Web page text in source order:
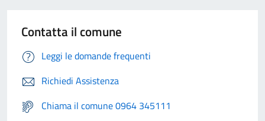
Contatta il comune
Leggi le domande frequenti
Richiedi Assistenza
Chiama il comune 0964 345111